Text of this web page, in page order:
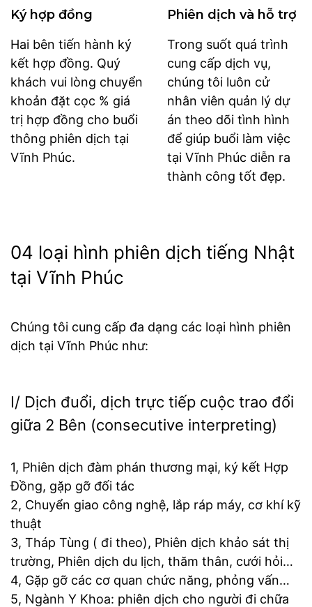
Ký hợp đồng
Hai bên tiến hành ký
kết hợp đồng. Quý
khách vui lòng chuyển
khoản đặt cọc % giá
trị hợp đồng cho buổi
thông phiên dịch tại
Vĩnh Phúc.
Phiên dịch và hỗ trợ
Trong suốt quá trình
cung cấp dịch vụ,
chúng tôi luôn cử
nhân viên quản lý dự
án theo dõi tình hình
để giúp buổi làm việc
tại Vĩnh Phúc diễn ra
thành công tốt đẹp.
04 loại hình phiên dịch tiếng Nhật
tại Vĩnh Phúc
Chúng tôi cung cấp đa dạng các loại hình phiên
dịch tại Vĩnh Phúc như:
I/ Dịch đuổi, dịch trực tiếp cuộc trao đổi
giữa 2 Bên (consecutive interpreting)
1, Phiên dịch đàm phán thương mại, ký kết Hợp
Đồng, gặp gỡ đối tác
2, Chuyển giao công nghệ, lắp ráp máy, cơ khí kỹ
thuật
3, Tháp Tùng ( đi theo), Phiên dịch khảo sát thị
trường, Phiên dịch du lịch, thăm thân, cưới hỏi…
4, Gặp gỡ các cơ quan chức năng, phỏng vấn…
5, Ngành Y Khoa: phiên dịch cho người đi chữa